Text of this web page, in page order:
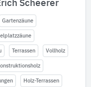
Scheerer
Gartenzäune
Terrassen Vollholz
Holz-Terrassen